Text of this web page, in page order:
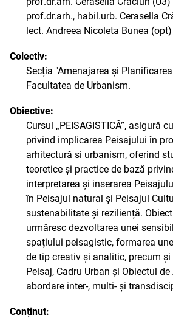
prof.dr.arh., habil.urb. Cerasella
lect. Andreea Nicoleta Bunea (opt)
Colectiv:
Secția "Amenajarea și
Facultatea de Urbanism.
Obiective:
Cursul „PEISAGISTICĂ”, asigură
privind implicarea Peisajului în
arhitectură si urbanism, oferind
teoretice și practice de bază
interpretarea și inserarea
în Peisajul natural și Peisajul
sustenabilitate și reziliență.
urmăresc dezvoltarea unei
spațiului peisagistic, formarea
de tip creativ și analitic, precum și
Peisaj, Cadru Urban și Obiectul
abordare inter-, multi- și
Conținut: